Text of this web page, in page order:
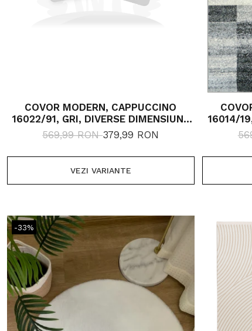
COVOR MODERN, CAPPUCCINO
16022/91, GRI, DIVERSE DIMENSIUNI,
1700 GR/MP
569,99 RON379,99 RON
VEZI VARIANTE
16014/
-33%